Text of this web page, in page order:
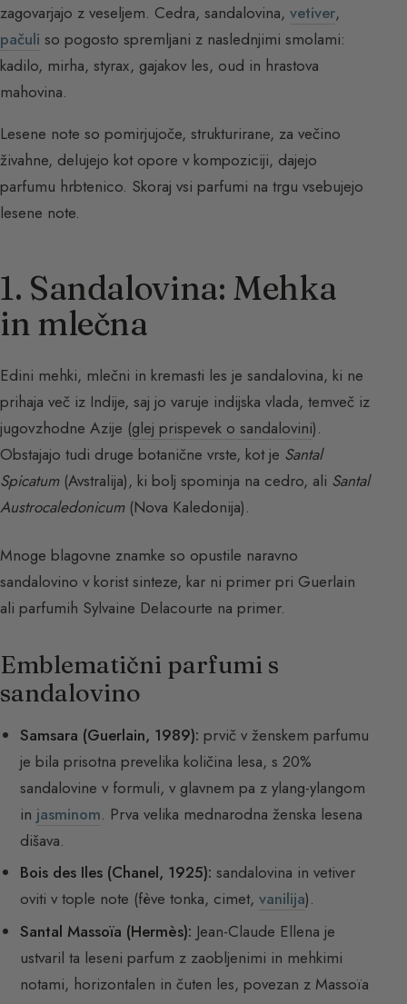
zagovarjajo z veseljem. Cedra, sandalovina, vetiver,
pačuli so pogosto spremljani z naslednjimi smolami:
kadilo, mirha, styrax, gajakov les, oud in hrastova
mahovina.
Lesene note so pomirjujoče, strukturirane, za večino
živahne, delujejo kot opore v kompoziciji, dajejo
parfumu hrbtenico. Skoraj vsi parfumi na trgu vsebujejo
lesene note.
1. Sandalovina: Mehka
in mlečna
Edini mehki, mlečni in kremasti les je sandalovina, ki ne
prihaja več iz Indije, saj jo varuje indijska vlada, temveč iz
jugovzhodne Azije (glej prispevek o sandalovini).
Obstajajo tudi druge botanične vrste, kot je Santal
Spicatum(Avstralija), ki bolj spominja na cedro, ali Santal
Austrocaledonicum(Nova Kaledonija).
Mnoge blagovne znamke so opustile naravno
sandalovino v korist sinteze, kar ni primer pri Guerlain
ali parfumih Sylvaine Delacourte na primer.
Emblematični parfumi s
sandalovino
Samsara (Guerlain, 1989): prvič v ženskem parfumu
je bila prisotna prevelika količina lesa, s 20%
sandalovine v formuli, v glavnem pa z ylang-ylangom
in jasminom. Prva velika mednarodna ženska lesena
dišava.
Bois des Iles (Chanel, 1925): sandalovina in vetiver
oviti v tople note (fève tonka, cimet,vanilija).
Santal Massoïa (Hermès): Jean-Claude Ellena je
ustvaril ta leseni parfum z zaobljenimi in mehkimi
notami, horizontalen in čuten les, povezan z Massoïa